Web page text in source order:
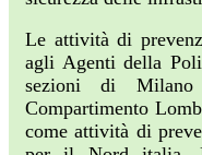
Le attività di
agli Agenti della
sezioni di
Compartimento
come attività di